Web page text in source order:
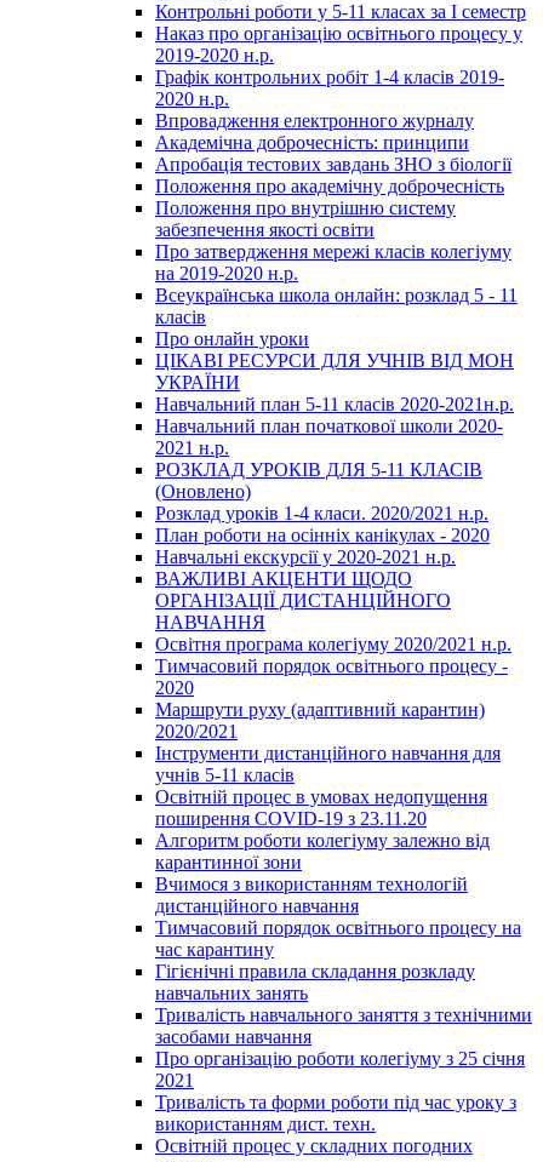
Контрольні роботи у 5-11 класах за І семестр
Наказ про організацію освітнього процесу у
2019-2020 н.р.
Графік контрольних робіт 1-4 класів 2019-
2020 н.р.
Впровадження електронного журналу
Академічна доброчесність: принципи
Апробація тестових завдань ЗНО з біології
Положення про академічну доброчесність
Положення про внутрішню систему
забезпечення якості освіти
Про затвердження мережі класів колегіуму
на 2019-2020 н.р.
Всеукраїнська школа онлайн: розклад 5 - 11
класів
Про онлайн уроки
ЦІКАВІ РЕСУРСИ ДЛЯ УЧНІВ ВІД МОН
УКРАЇНИ
Навчальний план 5-11 класів 2020-2021н.р.
Навчальний план початкової школи 2020-
2021 н.р.
РОЗКЛАД УРОКІВ ДЛЯ 5-11 КЛАСІВ
(Оновлено)
Розклад уроків 1-4 класи. 2020/2021 н.р.
План роботи на осінніх канікулах - 2020
Навчальні екскурсії у 2020-2021 н.р.
ВАЖЛИВІ АКЦЕНТИ ЩОДО
ОРГАНІЗАЦІЇ ДИСТАНЦІЙНОГО
НАВЧАННЯ
Освітня програма колегіуму 2020/2021 н.р.
Тимчасовий порядок освітнього процесу -
2020
Маршрути руху (адаптивний карантин)
2020/2021
Інструменти дистанційного навчання для
учнів 5-11 класів
Освітній процес в умовах недопущення
поширення COVID-19 з 23.11.20
Алгоритм роботи колегіуму залежно від
карантинної зони
Вчимося з використанням технологій
дистанційного навчання
Тимчасовий порядок освітнього процесу на
час карантину
Гігієнічні правила складання розкладу
навчальних занять
Тривалість навчального заняття з технічними
засобами навчання
Про організацію роботи колегіуму з 25 січня
2021
Тривалість та форми роботи під час уроку з
використанням дист. техн.
Освітній процес у складних погодних